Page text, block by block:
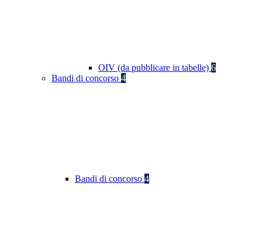
OIV (da pubblicare in tabelle) 6
Bandi di concorso 4
Bandi di concorso 4